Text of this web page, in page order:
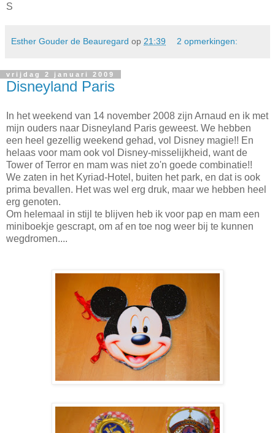
S
Esther Gouder de Beauregard op 21:39 2 opmerkingen:
vrijdag 2 januari 2009
Disneyland Paris
In het weekend van 14 november 2008 zijn Arnaud en ik met
mijn ouders naar Disneyland Paris geweest. We hebben
een heel gezellig weekend gehad, vol Disney magie!! En
helaas voor mam ook vol Disney-misselijkheid, want de
Tower of Terror en mam was niet zo'n goede combinatie!!
We zaten in het Kyriad-Hotel, buiten het park, en dat is ook
prima bevallen. Het was wel erg druk, maar we hebben heel
erg genoten.
Om helemaal in stijl te blijven heb ik voor pap en mam een
miniboekje gescrapt, om af en toe nog weer bij te kunnen
wegdromen....